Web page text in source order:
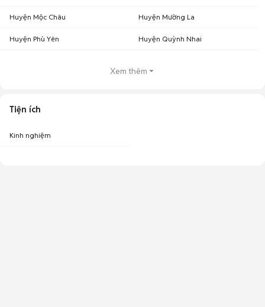
Huyện Mộc Châu Huyện Mường La
Huyện Phù Yên Huyện Quỳnh Nhai
Xem thêm
Tiện ích
Kinh nghiệm